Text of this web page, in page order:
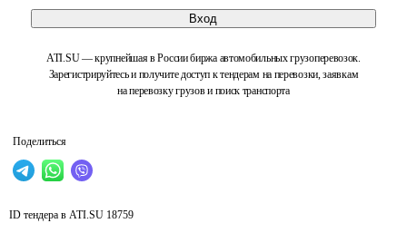
Вход
ATI.SU — крупнейшая в России биржа автомобильных грузоперевозок.
Зарегистрируйтесь и получите доступ к тендерам на перевозки, заявкам
на перевозку грузов и поиск транспорта
Поделиться
ID тендера в ATI.SU 18759